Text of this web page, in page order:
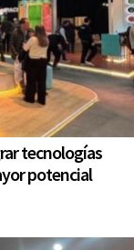
tecnologías
potencial